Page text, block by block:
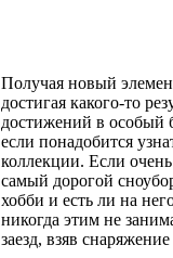
Получая новый
достигая какого-то
достижений в особый
если понадобится
коллекции. Если
самый дорогой
хобби и есть ли на
никогда этим не
заезд, взяв